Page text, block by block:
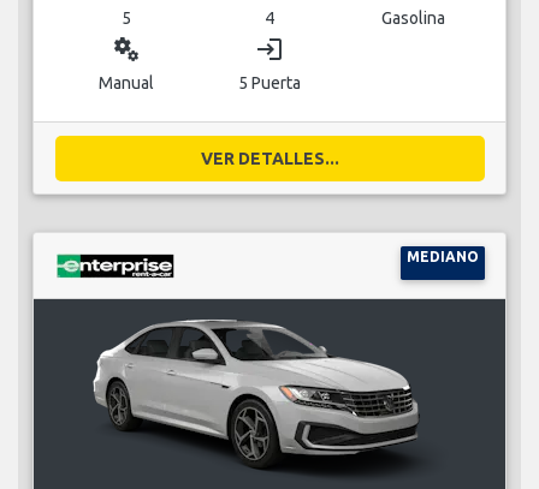
5 4 Gasolina
miscellaneous_services
Manual
login
5 Puerta
VER DETALLES...
MEDIANO